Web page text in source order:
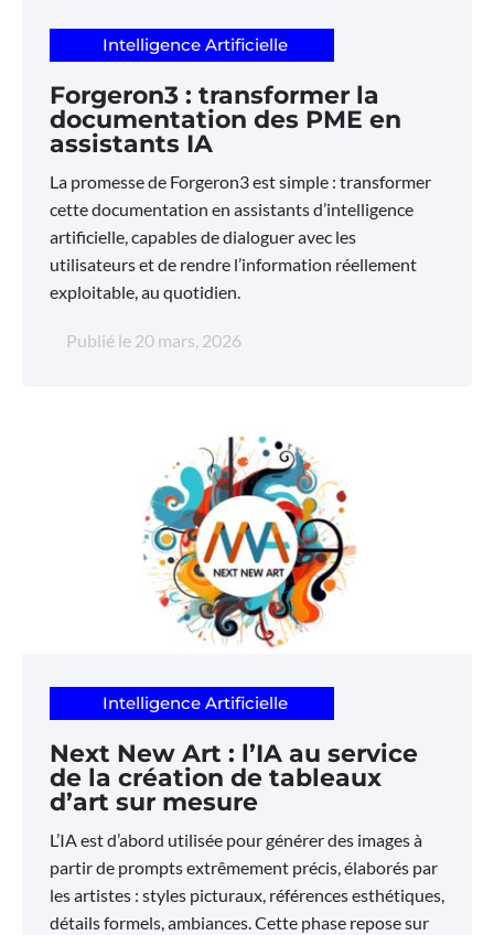
Intelligence Artificielle
Forgeron3 : transformer la
documentation des PME en
assistants IA
La promesse de Forgeron3 est simple : transformer
cette documentation en assistants d’intelligence
artificielle, capables de dialoguer avec les
utilisateurs et de rendre l’information réellement
exploitable, au quotidien.
Publié le 20 mars, 2026
Intelligence Artificielle
Next New Art : l’IA au service
de la création de tableaux
d’art sur mesure
L’IA est d’abord utilisée pour générer des images à
partir de prompts extrêmement précis, élaborés par
les artistes : styles picturaux, références esthétiques,
détails formels, ambiances. Cette phase repose sur